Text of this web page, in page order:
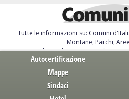
Tutte le informazioni su: Comuni
Montane, Parchi,
Servizi al Cittadino.
Autocertificazione
Mappe
Sindaci